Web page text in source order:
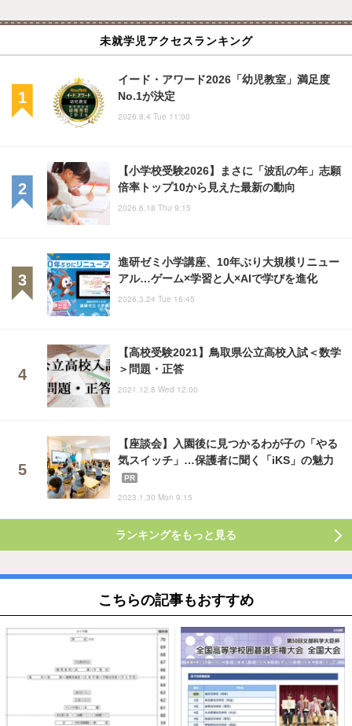
未就学児アクセスランキング
イード・アワード2026「幼児教室」満足度
No.1が決定
2026.8.4 Tue 11:00
【小学校受験2026】まさに「波乱の年」志願
倍率トップ10から見えた最新の動向
2026.6.18 Thu 9:15
進研ゼミ小学講座、10年ぶり大規模リニュー
アル…ゲーム×学習と人×AIで学びを進化
2026.3.24 Tue 16:45
【高校受験2021】鳥取県公立高校入試＜数学
＞問題・正答
2021.12.8 Wed 12:00
【座談会】入園後に見つかるわが子の「やる
気スイッチ」…保護者に聞く「iKS」の魅力
PR
2023.1.30 Mon 9:15
ランキングをもっと見る
こちらの記事もおすすめ